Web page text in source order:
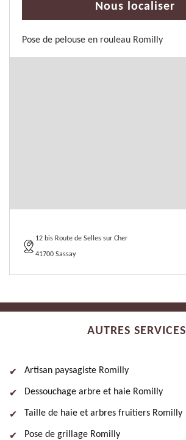
Nous localiser
Pose de pelouse en rouleau Romilly
12 bis Route de Selles sur Cher
41700 Sassay
AUTRES SERVICES
Artisan paysagiste Romilly
Dessouchage arbre et haie Romilly
Taille de haie et arbres fruitiers Romilly
Pose de grillage Romilly